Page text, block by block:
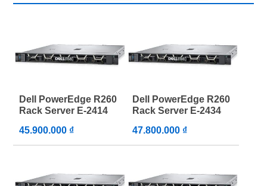
Dell PowerEdge R260
Rack Server E-2414
45.900.000 ₫
Dell PowerEdge R260
Rack Server E-2434
47.800.000 ₫